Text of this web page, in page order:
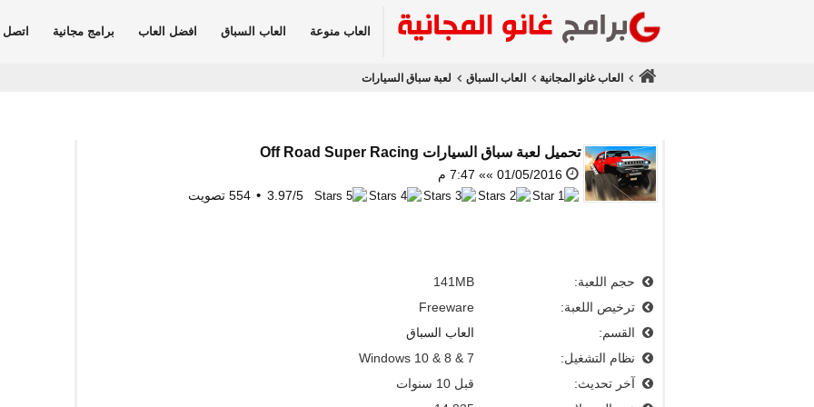
العاب منوعة العاب السباق افضل العاب برامج مجانية اتصل
العاب غانو المجانية العاب السباق لعبة سباق السيارات
تحميل لعبة سباق السيارات Off Road Super Racing
01/05/2016 »» 7:47 م
3.97/5
554 تصويت
حجم اللعبة:
141MB
ترخيص اللعبة:
Freeware
القسم:
العاب السباق
نظام التشغيل:
Windows 10 & 8 & 7
آخر تحديث:
قبل 10 سنوات